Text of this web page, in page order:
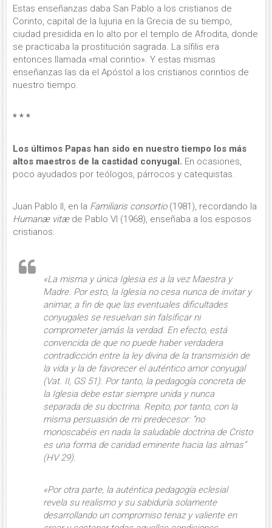
Estas enseñanzas daba San Pablo a los cristianos de
Corinto, capital de la lujuria en la Grecia de su tiempo,
ciudad presidida en lo alto por el templo de Afrodita, donde
se practicaba la prostitución sagrada. La sífilis era
entonces llamada «mal corintio». Y estas mismas
enseñanzas las da el Apóstol a los cristianos corintios de
nuestro tiempo.
* * *
Los últimos Papas han sido en nuestro tiempo los más
altos maestros de la castidad conyugal. En ocasiones,
poco ayudados por teólogos, párrocos y catequistas.
Juan Pablo II, en la Familiaris consortio(1981), recordando la
Humanæ vitæde Pablo VI (1968), enseñaba a los esposos
cristianos:
«La misma y única Iglesia es a la vez Maestra y
Madre. Por esto, la Iglesia no cesa nunca de invitar y
animar, a fin de que las eventuales dificultades
conyugales se resuelvan sin falsificar ni
comprometer jamás la verdad. En efecto, está
convencida de que no puede haber verdadera
contradicción entre la ley divina de la transmisión de
la vida y la de favorecer el auténtico amor conyugal
(Vat. II, GS51). Por tanto, la pedagogía concreta de
la Iglesia debe estar siempre unida y nunca
separada de su doctrina. Repito, por tanto, con la
misma persuasión de mi predecesor: “no
monoscabéis en nada la saludable doctrina de Cristo
es una forma de caridad eminente hacia las almas”
(HV29).
«Por otra parte, la auténtica pedagogía eclesial
revela su realismo y su sabiduría solamente
desarrollando un compromiso tenaz y valiente en